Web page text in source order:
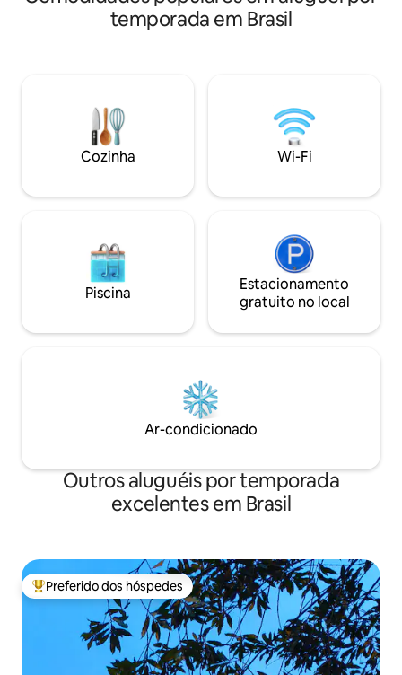
para desacelerar e renovar as energias
Ideal para desconectar da correria da
cama premium e
Diferencial:
presença. Não é
reconexão.
agora.
temporada em Brasil
Cozinha Wi-Fi
Piscina
Estacionamento
gratuito no local
Ar-condicionado
Outros aluguéis por temporada
excelentes em Brasil
Entre os melhores preferidos dos hóspedes
Preferido dos hóspedes